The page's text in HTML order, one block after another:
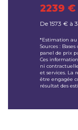
2239 €
De 1573 € à
*Estimation au
Sources :
panel de prix
Ces
ni
et services. La
être engagée
résultat des